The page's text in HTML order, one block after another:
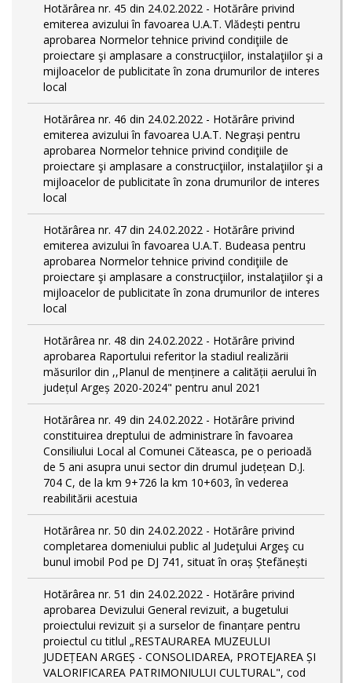
Hotărârea nr. 45 din 24.02.2022 - Hotărâre privind
emiterea avizului în favoarea U.A.T. Vlădești pentru
aprobarea Normelor tehnice privind condiţiile de
proiectare şi amplasare a construcţiilor, instalaţiilor şi a
mijloacelor de publicitate în zona drumurilor de interes
local
Hotărârea nr. 46 din 24.02.2022 - Hotărâre privind
emiterea avizului în favoarea U.A.T. Negrași pentru
aprobarea Normelor tehnice privind condiţiile de
proiectare şi amplasare a construcţiilor, instalaţiilor şi a
mijloacelor de publicitate în zona drumurilor de interes
local
Hotărârea nr. 47 din 24.02.2022 - Hotărâre privind
emiterea avizului în favoarea U.A.T. Budeasa pentru
aprobarea Normelor tehnice privind condiţiile de
proiectare şi amplasare a construcţiilor, instalaţiilor şi a
mijloacelor de publicitate în zona drumurilor de interes
local
Hotărârea nr. 48 din 24.02.2022 - Hotărâre privind
aprobarea Raportului referitor la stadiul realizării
măsurilor din ,,Planul de menținere a calității aerului în
județul Argeș 2020-2024" pentru anul 2021
Hotărârea nr. 49 din 24.02.2022 - Hotărâre privind
constituirea dreptului de administrare în favoarea
Consiliului Local al Comunei Căteasca, pe o perioadă
de 5 ani asupra unui sector din drumul județean D.J.
704 C, de la km 9+726 la km 10+603, în vederea
reabilitării acestuia
Hotărârea nr. 50 din 24.02.2022 - Hotărâre privind
completarea domeniului public al Judeţului Argeş cu
bunul imobil Pod pe DJ 741, situat în oraș Ștefănești
Hotărârea nr. 51 din 24.02.2022 - Hotărâre privind
aprobarea Devizului General revizuit, a bugetului
proiectului revizuit și a surselor de finanțare pentru
proiectul cu titlul „RESTAURAREA MUZEULUI
JUDEȚEAN ARGEȘ - CONSOLIDAREA, PROTEJAREA ȘI
VALORIFICAREA PATRIMONIULUI CULTURAL", cod